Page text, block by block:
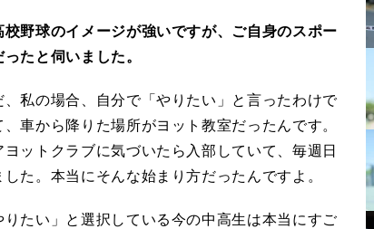
野球のイメージが強いですが、ご自身のスポー
たと伺いました。
私の場合、自分で「やりたい」と言ったわけで
車から降りた場所がヨット教室だったんです。
ットクラブに気づいたら入部していて、毎週日
た。本当にそんな始まり方だったんですよ。
たい」と選択している今の中高生は本当にすご